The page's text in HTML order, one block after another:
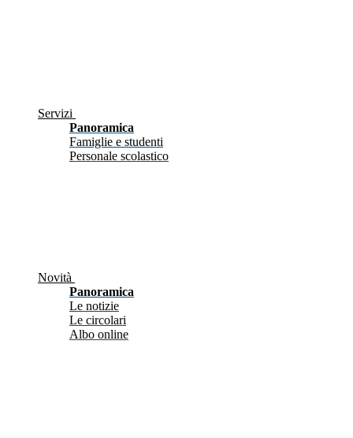
Servizi
Panoramica
Famiglie e studenti
Personale scolastico
Novità
Panoramica
Le notizie
Le circolari
Albo online